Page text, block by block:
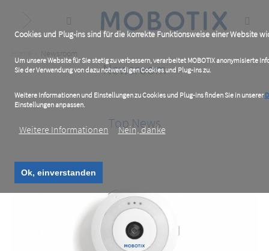
Cookies und Plug-ins sind für die korrekte Funktionsweise einer Website
Um unsere Website für Sie stetig zu verbessern, verarbeitet MOBOTIX anonymisierte
Sie der Verwendung von dazu notwendigen Cookies und Plug-ins zu.
Weitere Informationen und Einstellungen zu Cookies und Plug-ins finden Sie in unserer
Einstellungen anpassen.
Weitere Informationen Nein, danke
Ok, einverstanden
content
Breadcrumb
Newsroom
Newsroom
Top News